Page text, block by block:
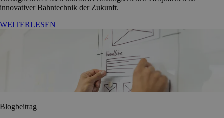
innovativer Bahntechnik der Zukunft.
WEITERLESEN
Blogbeitrag